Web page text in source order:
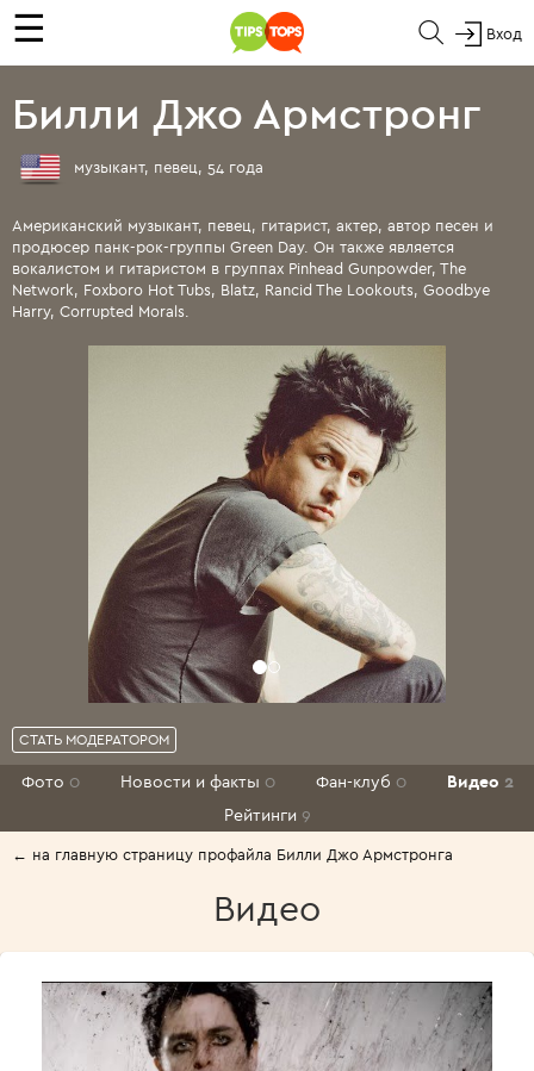
☰ Вход
Билли Джо Армстронг
музыкант, певец, 54 года
Американский музыкант, певец, гитарист, актер, автор песен и
продюсер панк-рок-группы Green Day. Он также является
вокалистом и гитаристом в группах Pinhead Gunpowder, The
Network, Foxboro Hot Tubs, Blatz, Rancid The Lookouts, Goodbye
Harry, Corrupted Morals.
СТАТЬ МОДЕРАТОРОМ
Фото 0 Новости и факты 0 Фан-клуб 0 Видео 2
Рейтинги 9
← на главную страницу профайла Билли Джо Армстронга
Видео